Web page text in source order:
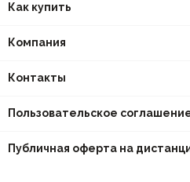
Как купить
Компания
Контакты
Пользовательское
Публичная оферта на